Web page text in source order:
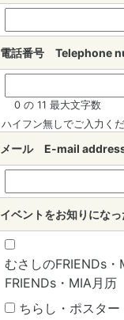
電話番号 Telephone
0 の 11 最大文字数
ハイフン無しでご入力く
メール E-mail
イベントをお知りにな
むさしのFRIENDs
FRIENDs・MIA月历
ちらし・ポスタ